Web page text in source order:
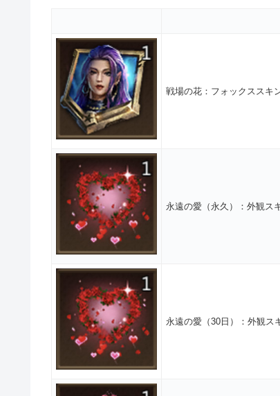
戦場の花：フォックススキ
永遠の愛（永久）：外観ス
永遠の愛（30日）：外観ス